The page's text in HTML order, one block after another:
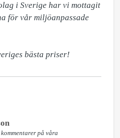
i Sverige har vi mottagit
för vår miljöanpassade
bästa priser!
på våra